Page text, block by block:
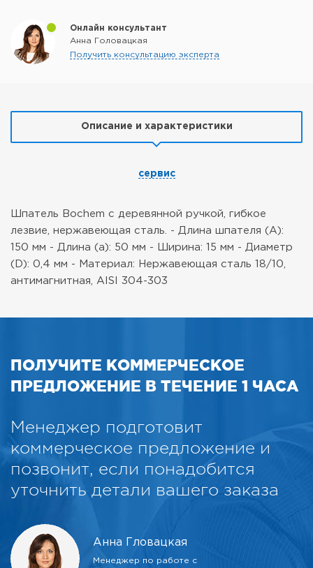
Онлайн консультант
Анна Головацкая
Получить консультацию эксперта
Описание и характеристики
сервис
Шпатель Bochem с деревянной ручкой, гибкое
лезвие, нержавеющая сталь.
- Длина шпателя (А):
150 мм - Длина (а): 50 мм - Ширина: 15 мм - Диаметр
(D): 0,4 мм - Материал: Нержавеющая сталь 18/10,
антимагнитная, AISI 304-303
ПОЛУЧИТЕ КОММЕРЧЕСКОЕ
ПРЕДЛОЖЕНИЕ В ТЕЧЕНИЕ 1 ЧАСА
Менеджер подготовит
коммерческое предложение и
позвонит, если понадобится
уточнить детали вашего заказа
Анна Гловацкая
Менеджер по работе с